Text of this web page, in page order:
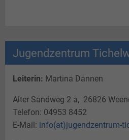
Jugendzentrum
Leiterin: Martina Dannen
Alter Sandweg 2 a, 26826
Telefon: 04953 8452
E-Mail: info(at)jugendzentrum-